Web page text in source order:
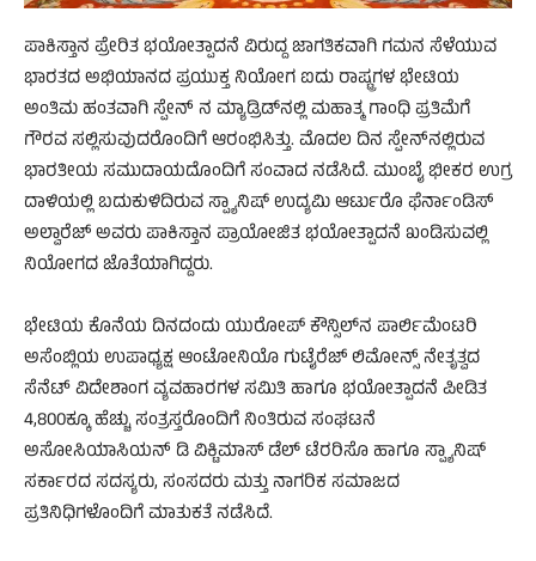
ಪಾಕಿಸ್ತಾನ ಪ್ರೇರಿತ ಭಯೋತ್ಪಾದನೆ ವಿರುದ್ದ ಜಾಗತಿಕವಾಗಿ ಗಮನ ಸೆಳೆಯುವ
ಭಾರತದ ಅಭಿಯಾನದ ಪ್ರಯುಕ್ತ ನಿಯೋಗ ಐದು ರಾಷ್ಟ್ರಗಳ ಭೇಟಿಯ
ಅಂತಿಮ ಹಂತವಾಗಿ ಸ್ಪೇನ್ ನ ಮ್ಯಾಡ್ರಿಡ್‌ನಲ್ಲಿ ಮಹಾತ್ಮ ಗಾಂಧಿ ಪ್ರತಿಮೆಗೆ
ಗೌರವ ಸಲ್ಲಿಸುವುದರೊಂದಿಗೆ ಆರಂಭಿಸಿತ್ತು. ಮೊದಲ ದಿನ ಸ್ಪೇನ್‌ನಲ್ಲಿರುವ
ಭಾರತೀಯ ಸಮುದಾಯದೊಂದಿಗೆ ಸಂವಾದ ನಡೆಸಿದೆ. ಮುಂಬೈ ಭೀಕರ ಉಗ್ರ
ದಾಳಿಯಲ್ಲಿ ಬದುಕುಳಿದಿರುವ ಸ್ಪ್ಯಾನಿಷ್ ಉದ್ಯಮಿ ಆರ್ಟುರೊ ಫೆರ್ನಾಂಡಿಸ್
ಅಲ್ವಾರೆಜ್ ಅವರು ಪಾಕಿಸ್ತಾನ ಪ್ರಾಯೋಜಿತ ಭಯೋತ್ಪಾದನೆ ಖಂಡಿಸುವಲ್ಲಿ
ನಿಯೋಗದ ಜೊತೆಯಾಗಿದ್ದರು.
ಭೇಟಿಯ ಕೊನೆಯ ದಿನದಂದು ಯುರೋಪ್ ಕೌನ್ಸಿಲ್‌ನ ಪಾರ್ಲಿಮೆಂಟರಿ
ಅಸೆಂಬ್ಲಿಯ ಉಪಾಧ್ಯಕ್ಷ ಆಂಟೋನಿಯೊ ಗುಟೈರೆಜ್ ಲಿಮೋನ್ಸ್ ನೇತೃತ್ವದ
ಸೆನೆಟ್ ವಿದೇಶಾಂಗ ವ್ಯವಹಾರಗಳ ಸಮಿತಿ ಹಾಗೂ ಭಯೋತ್ಪಾದನೆ ಪೀಡಿತ
4,800ಕ್ಕೂ ಹೆಚ್ಚು ಸಂತ್ರಸ್ತರೊಂದಿಗೆ ನಿಂತಿರುವ ಸಂಘಟನೆ
ಅಸೋಸಿಯಾಸಿಯನ್ ಡಿ ವಿಕ್ಟಿಮಾಸ್ ಡೆಲ್ ಟೆರರಿಸೊ ಹಾಗೂ ಸ್ಪ್ಯಾನಿಷ್
ಸರ್ಕಾರದ ಸದಸ್ಯರು, ಸಂಸದರು ಮತ್ತು ನಾಗರಿಕ ಸಮಾಜದ
ಪ್ರತಿನಿಧಿಗಳೊಂದಿಗೆ ಮಾತುಕತೆ ನಡೆಸಿದೆ.